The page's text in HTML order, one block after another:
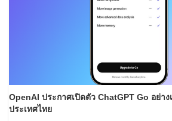
OpenAI ประกาศเปิดตัว ChatGPT Go อย่า
ประเทศไทย